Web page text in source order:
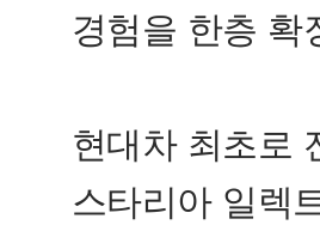
경험을 한층 확
현대차 최초로
스타리아 일렉